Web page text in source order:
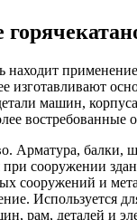
находит
изготавливают
машин,
востребованные
Арматура, балки,
сооружении
сооружений и
Используется
рам, деталей и